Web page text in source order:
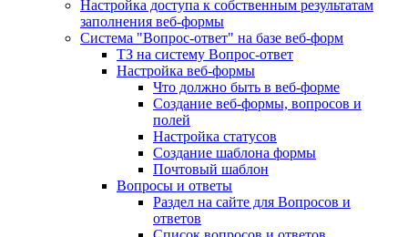
Настройка доступа к собственным результатам
заполнения веб-формы
Система "Вопрос-ответ" на базе веб-форм
ТЗ на систему Вопрос-ответ
Настройка веб-формы
Что должно быть в веб-форме
Создание веб-формы, вопросов и
полей
Настройка статусов
Создание шаблона формы
Почтовый шаблон
Вопросы и ответы
Раздел на сайте для Вопросов и
ответов